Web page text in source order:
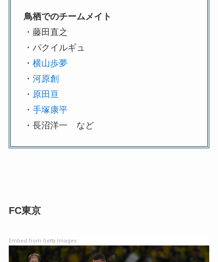
鳥栖でのチームメイト
・藤田直之
・パクイルギュ
・ 横山歩夢
・ 河原創
・ 原田亘
・ 手塚康平
・長沼洋一 など
FC東京
Embed from Getty Images